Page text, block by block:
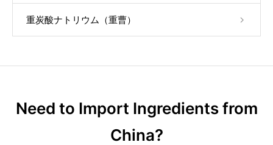
重炭酸ナトリウム（重曹）
Need to Import Ingredients from
China?